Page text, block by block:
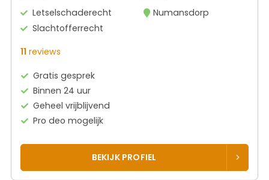
Letselschaderecht
Slachtofferrecht
Numansdorp
11 reviews
Gratis gesprek
Binnen 24 uur
Geheel vrijblijvend
Pro deo mogelijk
BEKIJK PROFIEL